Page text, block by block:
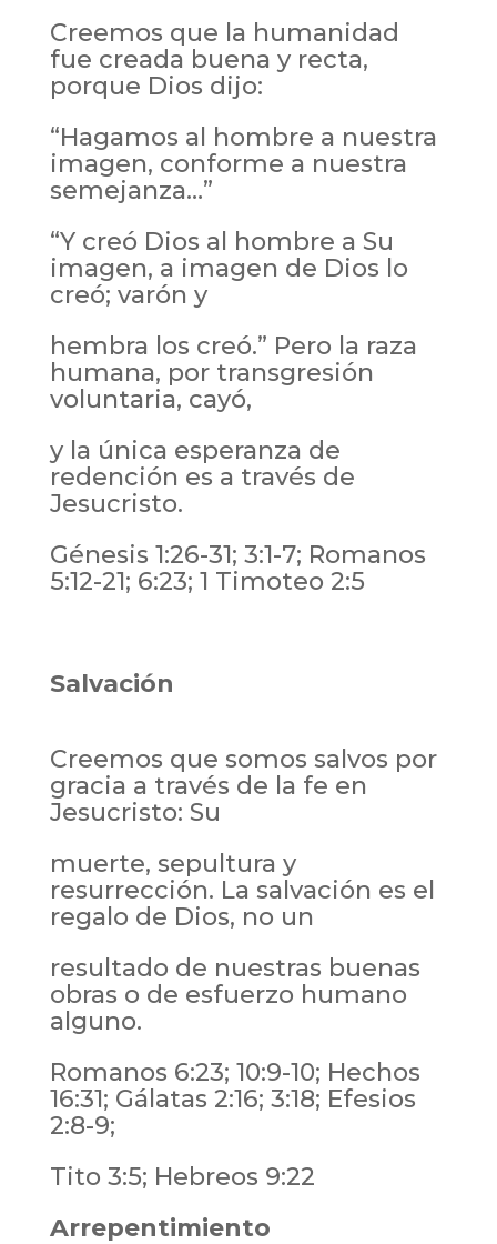
Creemos que la humanidad
fue creada buena y recta,
porque Dios dijo:
“Hagamos al hombre a nuestra
imagen, conforme a nuestra
semejanza…”
“Y creó Dios al hombre a Su
imagen, a imagen de Dios lo
creó; varón y
hembra los creó.” Pero la raza
humana, por transgresión
voluntaria, cayó,
y la única esperanza de
redención es a través de
Jesucristo.
Génesis 1:26-31; 3:1-7; Romanos
5:12-21; 6:23; 1 Timoteo 2:5
Salvación
Creemos que somos salvos por
gracia a través de la fe en
Jesucristo: Su
muerte, sepultura y
resurrección. La salvación es el
regalo de Dios, no un
resultado de nuestras buenas
obras o de esfuerzo humano
alguno.
Romanos 6:23; 10:9-10; Hechos
16:31; Gálatas 2:16; 3:18; Efesios
2:8-9;
Tito 3:5; Hebreos 9:22
Arrepentimiento